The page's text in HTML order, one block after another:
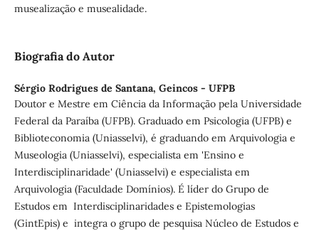
musealização e musealidade.
Biografia do Autor
Sérgio Rodrigues de Santana, Geincos - UFPB
Doutor e Mestre em Ciência da Informação pela Universidade
Federal da Paraíba (UFPB). Graduado em Psicologia (UFPB) e
Biblioteconomia (Uniasselvi), é graduando em Arquivologia e
Museologia (Uniasselvi), especialista em 'Ensino e
Interdisciplinaridade' (Uniasselvi) e especialista em
Arquivologia (Faculdade Domínios). É líder do Grupo de
Estudos em Interdisciplinaridades e Epistemologias
(GintEpis) e integra o grupo de pesquisa Núcleo de Estudos e